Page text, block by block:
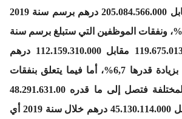
213.427.023.000 مقابل 205.084.566.000 درهم برسم سنة 2019
أي بزيادة قدرها 4,07%، ونفقات الموظفين التي ستبلغ برسم سنة
2020 ما يناهز 119.675.013.000 مقابل 112.159.310.000 درهم
برسم سنة 2019 أي بزيادة قدرها 6,7%، أما فيما يتعلق بنفقات
المعدات والنفقات المختلفة فتصل إلى ما قدره 48.291.631.00
درهم سنة 2020 مقابل 45.130.114.000 درهم خلال سنة 2019 أي